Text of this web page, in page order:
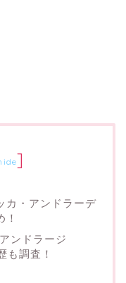
]
カ・アンドラーデ
ンドラージ
調査！